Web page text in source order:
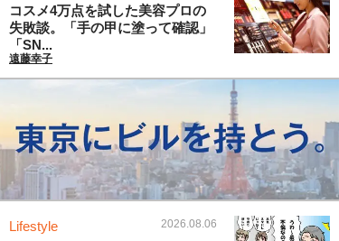
コスメ4万点を試した美容プロの
失敗談。「手の甲に塗って確認」
「SN...
遠藤幸子
Lifestyle 2026.08.06